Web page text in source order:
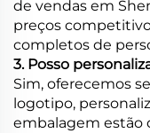
de vendas em
preços
completos de
3. Posso
Sim, oferecemos
logotipo,
embalagem estão